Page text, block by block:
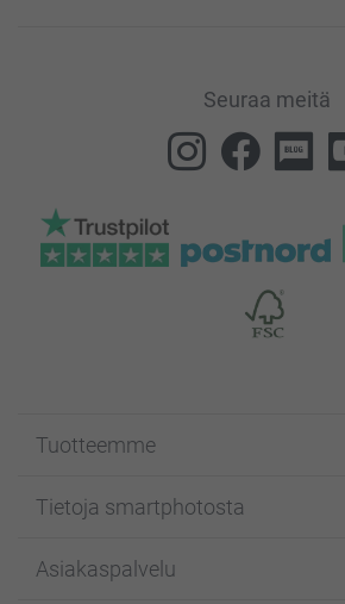
Seuraa meitä
Tuotteemme
Kuvakortit
Kuvakirjat
Tietoja smartphotosta
Affiliate ohjelma
Asiakaspalvelu